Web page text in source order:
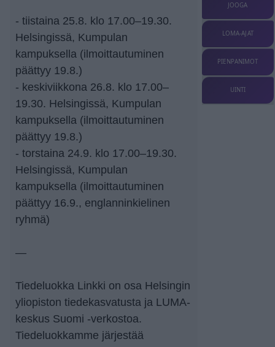
- tiistaina 25.8. klo 17.00–19.30.
Helsingissä, Kumpulan
kampuksella (ilmoittautuminen
päättyy 19.8.)
- keskiviikkona 26.8. klo 17.00–
19.30. Helsingissä, Kumpulan
kampuksella (ilmoittautuminen
päättyy 19.8.)
- torstaina 24.9. klo 17.00–19.30.
Helsingissä, Kumpulan
kampuksella (ilmoittautuminen
päättyy 16.9., englanninkielinen
ryhmä)
—
Tiedeluokka Linkki on osa Helsingin
yliopiston tiedekasvatusta ja LUMA-
keskus Suomi -verkostoa.
Tiedeluokkamme järjestää
JOOGA
LOMA-AJAT
PIENPANIMOT
UINTI